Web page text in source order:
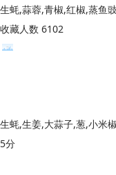
生蚝,蒜蓉,青椒,红椒,蒸鱼
收藏人数 6102
生蚝,生姜,大蒜子,葱,小米
5分